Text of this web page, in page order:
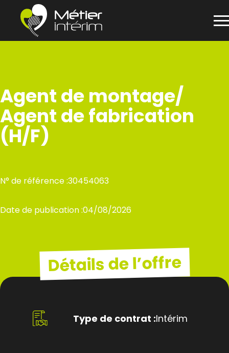
Agent de montage/
Agent de fabrication
(H/F)
N° de référence :30454063
Date de publication :04/08/2026
Détails de l’offre
Type de contrat :Intérim
Panneau de gestion des cookies